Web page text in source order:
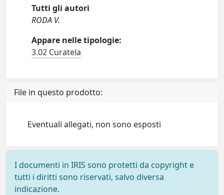
Tutti gli autori
RODA V.
Appare nelle tipologie:
3.02 Curatela
File in questo prodotto:
Eventuali allegati, non sono esposti
I documenti in IRIS sono protetti da copyright e
tutti i diritti sono riservati, salvo diversa
indicazione.